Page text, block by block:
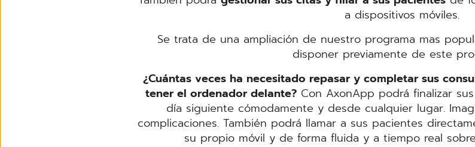
a dispositivos móviles.
Se trata de una ampliación de nuestro programa mas
disponer previamente de este
¿Cuántas veces ha necesitado repasar y completar sus
tener el ordenador delante?Con AxonApp podrá finalizar
día siguiente cómodamente y desde cualquier lugar.
complicaciones. También podrá llamar a sus pacientes
su propio móvil y de forma fluida y a tiempo real